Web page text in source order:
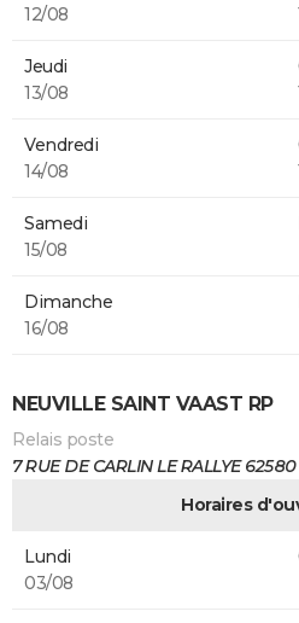
12/08
Jeudi
13/08
Vendredi
14/08
Samedi
15/08
Dimanche
16/08
NEUVILLE SAINT VAAST RP
Relais poste
7 RUE DE CARLIN LE RALLYE
Horaires
Lundi
03/08